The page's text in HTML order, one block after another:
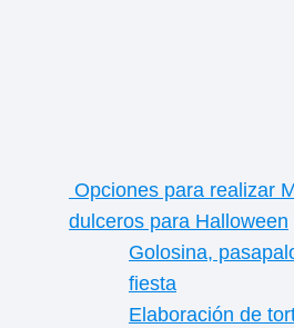
Opciones para realizar
dulceros para Halloween
Golosina,
fiesta
Elaboración de